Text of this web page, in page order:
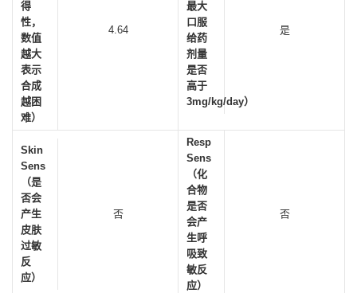
得
性，
数值
越大
表示
合成
越困
难）
4.64
最大
口服
给药
剂量
是否
高于
3mg/kg/day）
是
Skin
Sens
（是
否会
产生
皮肤
过敏
反
应）
否
Resp
Sens
（化
合物
是否
会产
生呼
吸致
敏反
应）
否